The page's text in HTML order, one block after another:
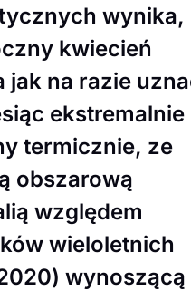
wynika,
kwiecień
jak na razie
ekstremalnie
termicznie, ze
obszarową
względem
wieloletnich
wynoszącą